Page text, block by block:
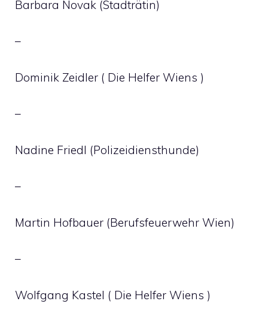
Barbara Novak (Stadträtin)
–
Dominik Zeidler ( Die Helfer Wiens )
–
Nadine Friedl (Polizeidiensthunde)
–
Martin Hofbauer (Berufsfeuerwehr Wien)
–
Wolfgang Kastel ( Die Helfer Wiens )